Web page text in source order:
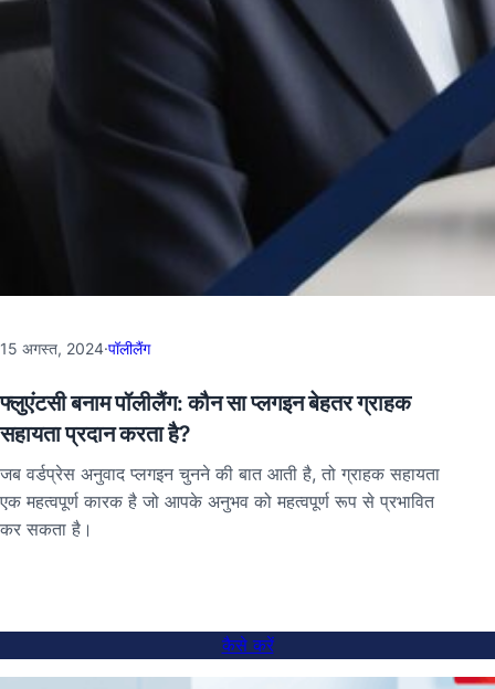
15 अगस्त, 2024·पॉलीलैंग
फ्लुएंटसी बनाम पॉलीलैंग: कौन सा प्लगइन बेहतर ग्राहक
सहायता प्रदान करता है?
जब वर्डप्रेस अनुवाद प्लगइन चुनने की बात आती है, तो ग्राहक सहायता
एक महत्वपूर्ण कारक है जो आपके अनुभव को महत्वपूर्ण रूप से प्रभावित
कर सकता है।
कैसे करें